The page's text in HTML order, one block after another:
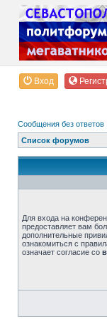
Вход
Сообщения без ответов
Список форумов
Для входа на
предоставляет вам
дополнительные
ознакомиться с
означает согласие со